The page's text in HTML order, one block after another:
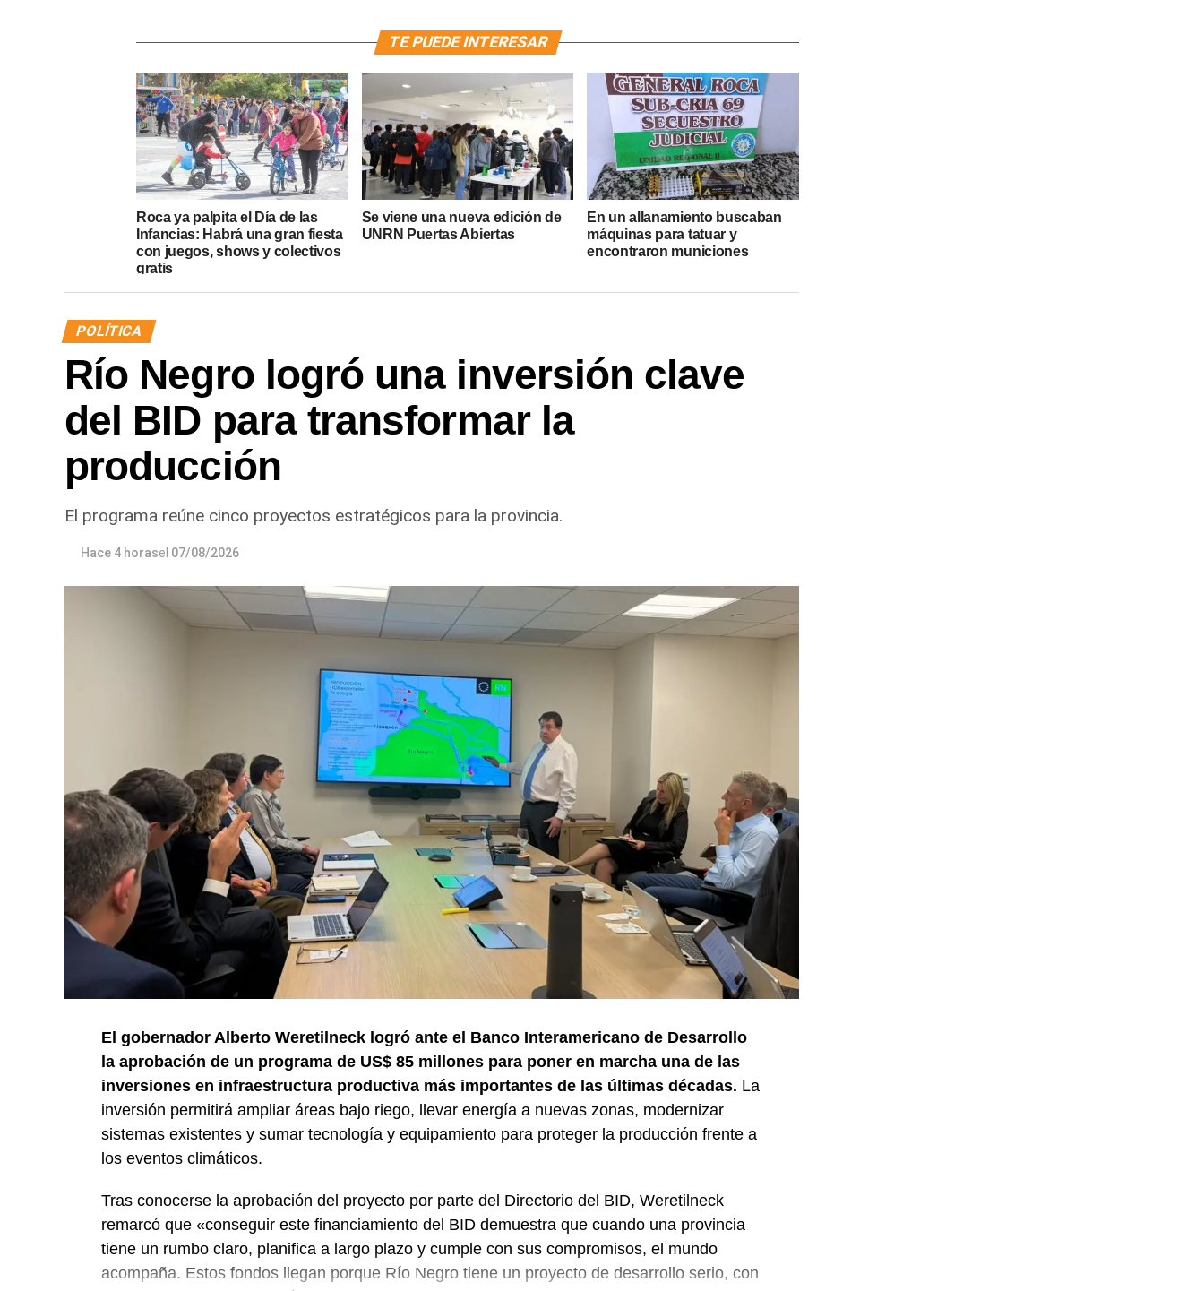
TE PUEDE INTERESAR
Roca ya palpita el Día de las
Infancias: Habrá una gran fiesta
con juegos, shows y colectivos
gratis
Se viene una nueva edición de
UNRN Puertas Abiertas
En un allanamiento buscaban
máquinas para tatuar y
encontraron municiones
POLÍTICA
Río Negro logró una inversión clave
del BID para transformar la
producción
El programa reúne cinco proyectos estratégicos para la provincia.
Hace 4 horasel 07/08/2026
El gobernador Alberto Weretilneck logró ante el Banco Interamericano de Desarrollo
la aprobación de un programa de US$ 85 millones para poner en marcha una de las
inversiones en infraestructura productiva más importantes de las últimas décadas. La
inversión permitirá ampliar áreas bajo riego, llevar energía a nuevas zonas, modernizar
sistemas existentes y sumar tecnología y equipamiento para proteger la producción frente a
los eventos climáticos.
Tras conocerse la aprobación del proyecto por parte del Directorio del BID, Weretilneck
remarcó que «conseguir este financiamiento del BID demuestra que cuando una provincia
tiene un rumbo claro, planifica a largo plazo y cumple con sus compromisos, el mundo
acompaña. Estos fondos llegan porque Río Negro tiene un proyecto de desarrollo serio, con